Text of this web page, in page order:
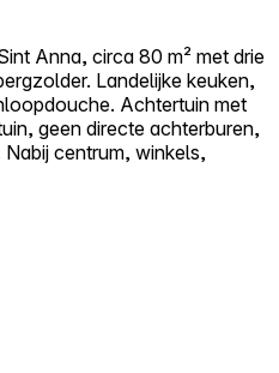
Anna, circa 80 m² met drie
Landelijke keuken,
Achtertuin met
geen directe achterburen,
centrum, winkels,